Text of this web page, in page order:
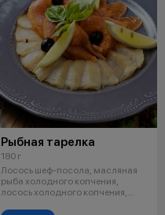
Рыбная тарелка
180 г
Лосось шеф-посола, масляная
рыба холодного копчения,
лосось холодного копчения,